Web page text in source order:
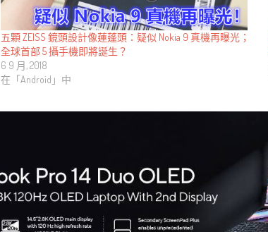
五顆 ZEISS 鏡頭設計像蓮蓬頭：疑似 Nokia 9 真機再曝光；
全球首部 5 攝手機即將誕生？
6 9 月, 2018
在「Android」中